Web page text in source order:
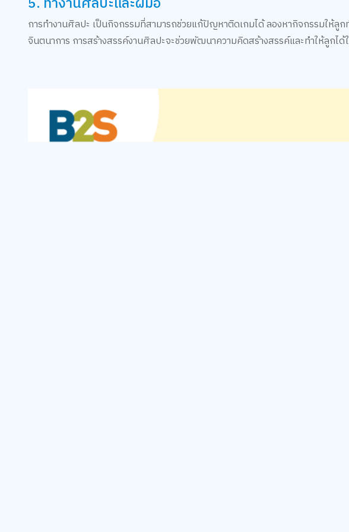
การทำงานศิลปะ เป็นกิจกรรมที่สามารถช่วยแก้ปัญหาติดเกมได้ ลองหากิจกรรมให้ลู
จินตนาการ การสร้างสรรค์งานศิลปะจะช่วยพัฒนาความคิดสร้างสรรค์และทำให้ลูกได้ใ